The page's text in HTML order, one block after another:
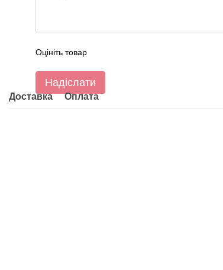
Оцініть товар
Надіслати
Доставка Оплата